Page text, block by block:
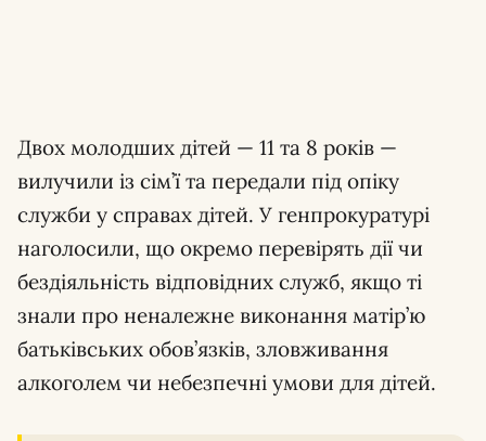
Двох молодших дітей — 11 та 8 років —
вилучили із сім’ї та передали під опіку
служби у справах дітей. У генпрокуратурі
наголосили, що окремо перевірять дії чи
бездіяльність відповідних служб, якщо ті
знали про неналежне виконання матір’ю
батьківських обов’язків, зловживання
алкоголем чи небезпечні умови для дітей.